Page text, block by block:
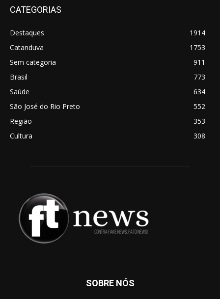
CATEGORIAS
Destaques
1914
Catanduva
1753
Sem categoria
911
Brasil
773
Saúde
634
São José do Rio Preto
552
Região
353
Cultura
308
SOBRE NÓS